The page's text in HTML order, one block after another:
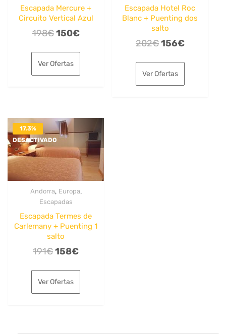
Escapada Mercure +
Circuito Vertical Azul
198€ El
original
era:
150€El
es:
Ver Ofertas
Escapada Hotel Roc
Blanc + Puenting dos
salto
202€El
original
era:
156€El
es:
Ver Ofertas
17.3%
DESACTIVADO
Andorra, Europa,
Escapadas
Escapada Termes de
Carlemany + Puenting 1
salto
191€El
original
era:
158€El
es:
Ver Ofertas